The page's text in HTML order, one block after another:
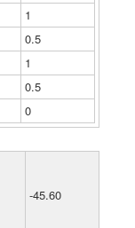
1
0.5
1
0.5
0
-45.60